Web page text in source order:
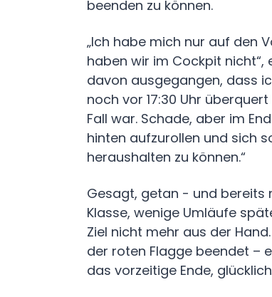
beenden zu können.
„Ich habe mich nur auf den
haben wir im Cockpit nicht“,
davon ausgegangen, dass
noch vor 17:30 Uhr
Fall war. Schade, aber im
hinten aufzurollen und sich
heraushalten zu können.“
Gesagt, getan - und bereits
Klasse, wenige Umläufe
Ziel nicht mehr aus der
der roten Flagge beendet –
das vorzeitige Ende,